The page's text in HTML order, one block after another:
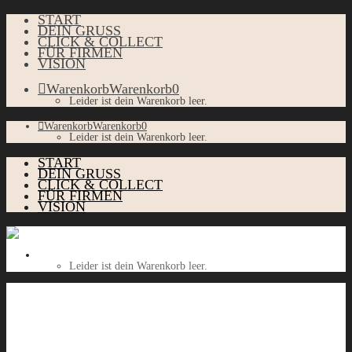
START
DEIN GRUSS
CLICK & COLLECT
FÜR FIRMEN
VISION
WarenkorbWarenkorb0
Leider ist dein Warenkorb leer.
WarenkorbWarenkorb0
Leider ist dein Warenkorb leer.
START
DEIN GRUSS
CLICK & COLLECT
FÜR FIRMEN
VISION
Leider ist dein Warenkorb leer.